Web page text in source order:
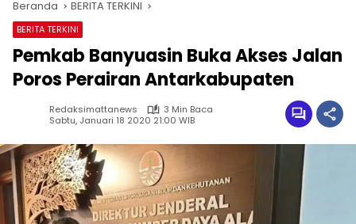
Beranda BERITA TERKINI
BERITA TERKINI
Pemkab Banyuasin Buka Akses Jalan
Poros Perairan Antarkabupaten
Redaksimattanews
3 Min Baca
Sabtu, Januari 18 2020 21:00 WIB